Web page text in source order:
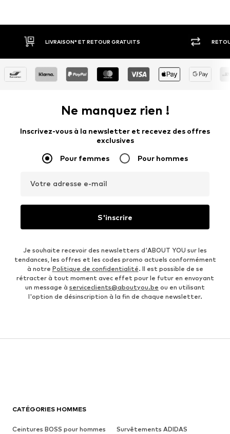
RETOUR SOUS 30 JOURS
Ne manquez rien !
Inscrivez-vous à la newsletter et recevez des offres
exclusives
Pour femmes Pour hommes
Votre adresse e-mail
S'inscrire
Je souhaite recevoir des newsletters d'ABOUT YOU sur les
tendances, les offres et les codes promo actuels conformément
à notre Politique de confidentialité. Il est possible de se
rétracter à tout moment avec effet pour le futur en envoyant
un message à serviceclients@aboutyou.be ou en utilisant
l'option de désinscription à la fin de chaque newsletter.
CATÉGORIES HOMMES
Ceintures BOSS pour hommes
Survêtements ADIDAS